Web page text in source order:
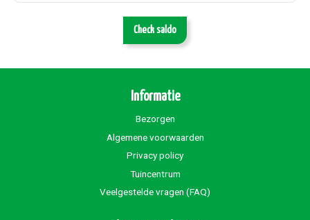
Check saldo
Informatie
Bezorgen
Algemene voorwaarden
Privacy policy
Tuincentrum
Veelgestelde vragen (FAQ)